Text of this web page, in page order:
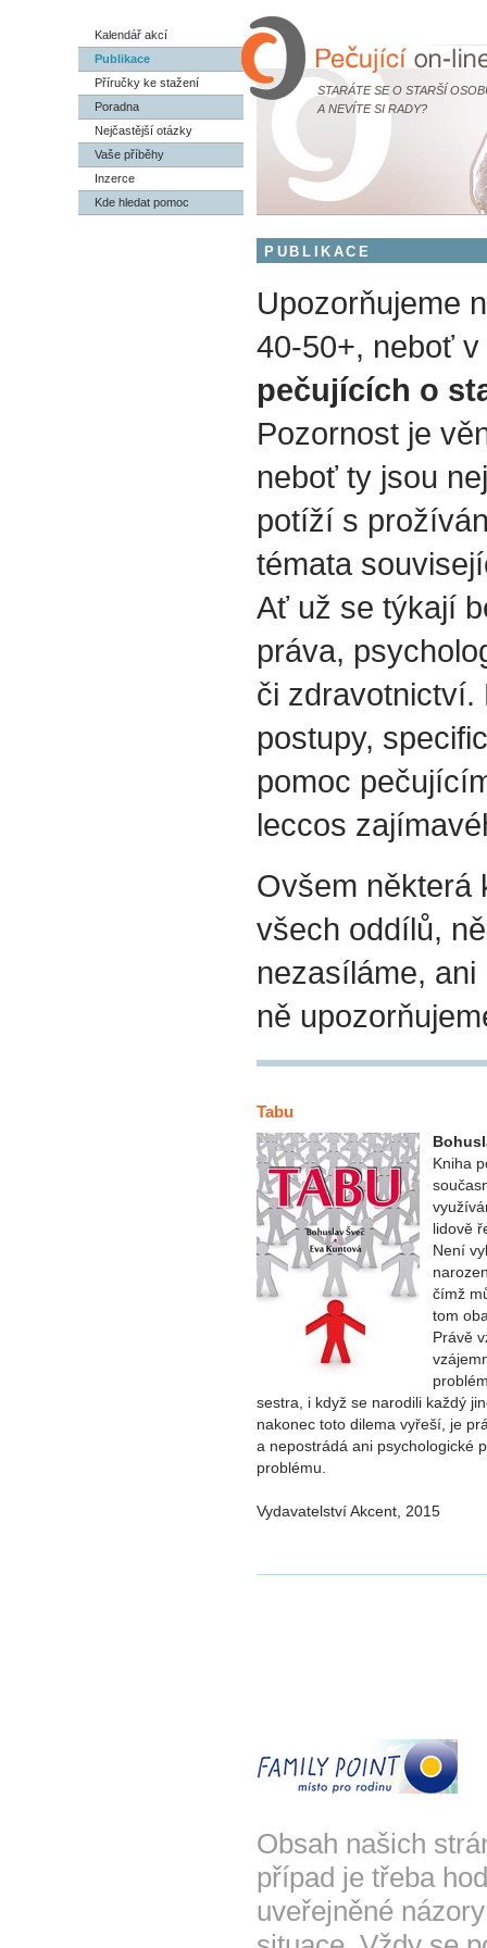
STARÁTE SE O STARŠÍ
A NEVÍTE SI RADY?
Kalendář akcí
Publikace
Příručky ke stažení
Poradna
Nejčastější otázky
Vaše příběhy
Inzerce
Kde hledat pomoc
PUBLIKACE
Upozorňujeme
40-50+, neboť
pečujících o
Pozornost je
neboť ty jsou
potíží s
témata
Ať už se týkají
práva,
či zdravotnictví.
postupy,
pomoc
leccos
Ovšem některá
všech oddílů,
nezasíláme,
ně
Tabu
Kniha
lidově
Není
čímž
tom
Právě
sestra, i když se narodili každý
nakonec toto dilema vyřeší, je
a nepostrádá ani psychologické
problému.
Vydavatelství Akcent, 2015
Obsah našich
případ je třeba
uveřejněné